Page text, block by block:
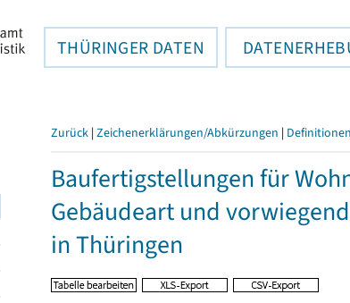
THÜRINGER DATEN
Zurück | Zeichenerklärungen/Abkürzungen | Definitionen
Baufertigstellungen für
Gebäudeart und
in Thüringen